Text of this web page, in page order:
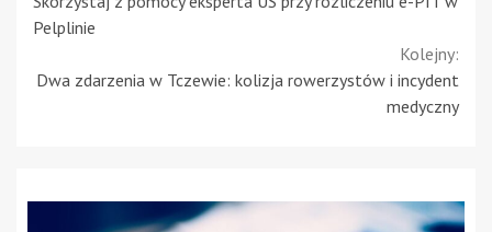
Reading
Pelplinie
Kolejny:
Dwa zdarzenia w Tczewie: kolizja rowerzystów i incydent
medyczny